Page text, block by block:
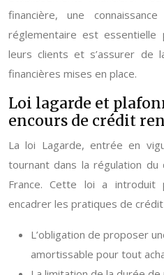
financière, une
réglementaire est essentielle
leurs clients et s’assurer de
financières mises en place.
Loi lagarde et
encours de crédit
La loi Lagarde, entrée en
tournant dans la régulation
France. Cette loi a introduit
encadrer les pratiques de
L’obligation de proposer
amortissable pour tout